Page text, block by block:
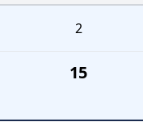
2
15